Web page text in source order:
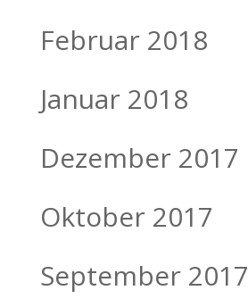
Februar 2018
Januar 2018
Dezember 2017
Oktober 2017
September 2017